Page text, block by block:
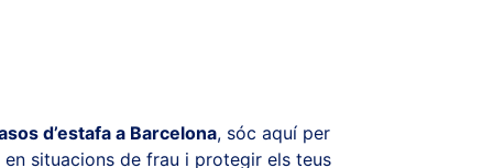
d’estafa a Barcelona, ​​sóc aquí per
situacions de frau i protegir els teus